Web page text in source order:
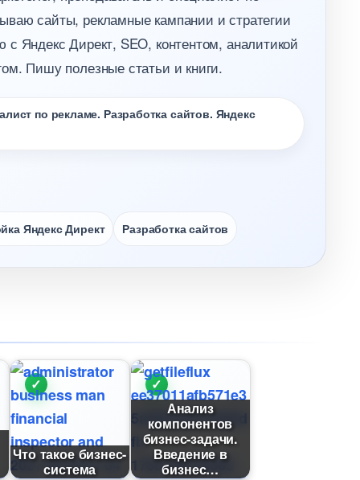
сайты, рекламные кампании и стратегии
Яндекс Директ, SEO, контентом, аналитикой
Пишу полезные статьи и книги.
по рекламе. Разработка сайтов. Яндекс
Яндекс Директ Разработка сайто
Что такое бизнес-
система
Анализ
компоненто
изнес-задачи.
едение
изнес